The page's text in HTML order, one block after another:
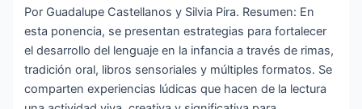
Por Guadalupe Castellanos y Silvia Pira. Resumen: En
esta ponencia, se presentan estrategias para fortalecer
el desarrollo del lenguaje en la infancia a través de rimas,
tradición oral, libros sensoriales y múltiples formatos. Se
comparten experiencias lúdicas que hacen de la lectura